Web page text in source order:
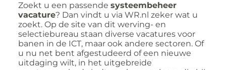
Zoekt u een passende systeembeheer
vacature? Dan vindt u via WR.nl zeker wat u
zoekt. Op de site van dit werving- en
selectiebureau staan diverse vacatures voor
banen in de ICT, maar ook andere sectoren. Of
u nu net bent afgestudeerd of een nieuwe
uitdaging wilt, in het uitgebreide